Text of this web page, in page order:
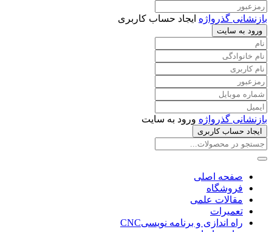
بازنشانی گذرواژه ایجاد حساب کاربری
ورود به سایت
بازنشانی گذرواژه ورود به سایت
ایجاد حساب کاربری
صفحه اصلی
فروشگاه
مقالات علمی
تعمیرات
راه اندازی و برنامه نویسیCNC